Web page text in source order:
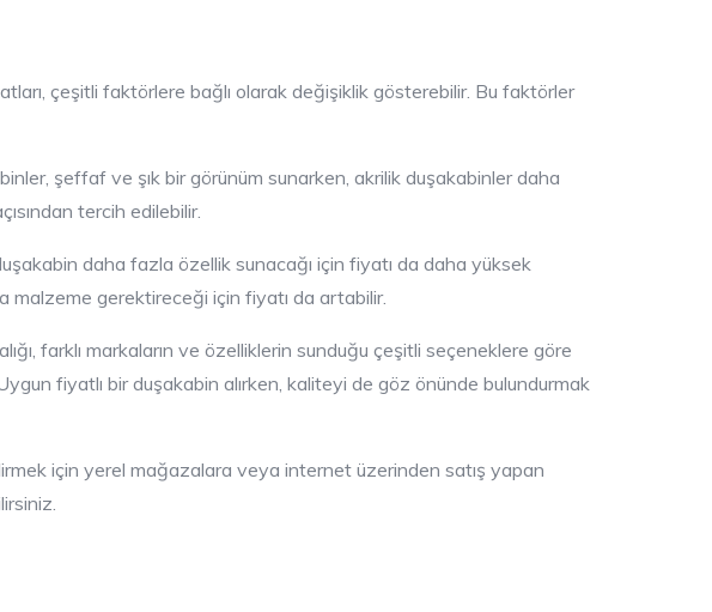
çeşitli faktörlere bağlı olarak değişiklik gösterebilir. Bu faktörler
şeffaf ve şık bir görünüm sunarken, akrilik duşakabinler daha
tercih edilebilir.
daha fazla özellik sunacağı için fiyatı da daha yüksek
malzeme gerektireceği için fiyatı da artabilir.
farklı markaların ve özelliklerin sunduğu çeşitli seçeneklere göre
fiyatlı bir duşakabin alırken, kaliteyi de göz önünde bulundurmak
için yerel mağazalara veya internet üzerinden satış yapan